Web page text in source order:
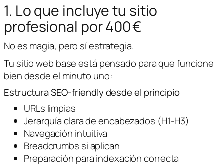
1. Lo que incluye tu sitio
profesional por 400 €
No es magia, pero sí estrategia.
Tu sitio web base está pensado para que funcione
bien desde el minuto uno:
Estructura SEO-friendly desde el principio
URLs limpias
Jerarquía clara de encabezados (H1-H3)
Navegación intuitiva
Breadcrumbs si aplican
Preparación para indexación correcta